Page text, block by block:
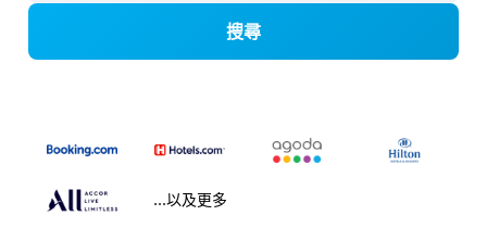
搜尋
...以及更多